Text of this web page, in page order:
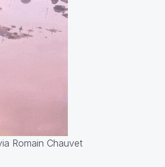
Romain Chauvet